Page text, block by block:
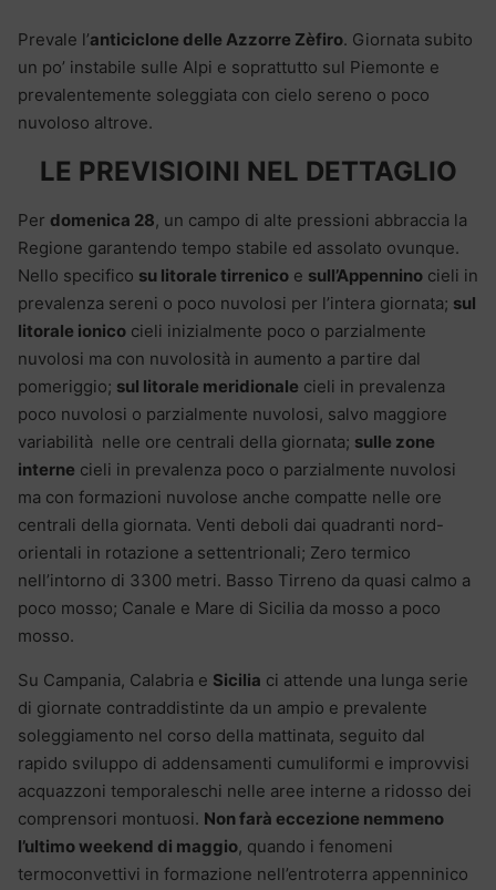
Prevale l’anticiclone delle Azzorre Zèfiro. Giornata subito
un po’ instabile sulle Alpi e soprattutto sul Piemonte e
prevalentemente soleggiata con cielo sereno o poco
nuvoloso altrove.
LE PREVISIOINI NEL DETTAGLIO
Per domenica 28, un campo di alte pressioni abbraccia la
Regione garantendo tempo stabile ed assolato ovunque.
Nello specifico su litorale tirrenico e sull’Appennino cieli in
prevalenza sereni o poco nuvolosi per l’intera giornata; sul
litorale ionico cieli inizialmente poco o parzialmente
nuvolosi ma con nuvolosità in aumento a partire dal
pomeriggio; sul litorale meridionale cieli in prevalenza
poco nuvolosi o parzialmente nuvolosi, salvo maggiore
variabilità nelle ore centrali della giornata; sulle zone
interne cieli in prevalenza poco o parzialmente nuvolosi
ma con formazioni nuvolose anche compatte nelle ore
centrali della giornata. Venti deboli dai quadranti nord-
orientali in rotazione a settentrionali; Zero termico
nell’intorno di 3300 metri. Basso Tirreno da quasi calmo a
poco mosso; Canale e Mare di Sicilia da mosso a poco
mosso.
Su Campania, Calabria e Sicilia ci attende una lunga serie
di giornate contraddistinte da un ampio e prevalente
soleggiamento nel corso della mattinata, seguito dal
rapido sviluppo di addensamenti cumuliformi e improvvisi
acquazzoni temporaleschi nelle aree interne a ridosso dei
comprensori montuosi. Non farà eccezione nemmeno
l’ultimo weekend di maggio, quando i fenomeni
termoconvettivi in formazione nell’entroterra appenninico